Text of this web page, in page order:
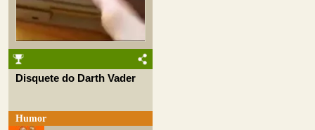
Disquete do Darth Vader
Humor